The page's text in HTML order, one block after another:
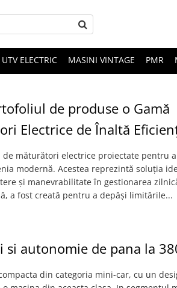
UTV ELECTRIC MASINI VINTAGE PMR
de produse o Gamă
Electrice de Înaltă
de măturători electrice proiectate pentru
modernă. Acestea reprezintă soluția
și manevrabilitate în gestionarea
a fost creată pentru a depăși limitările...
si autonomie de pana la
din categoria mini-car, cu un